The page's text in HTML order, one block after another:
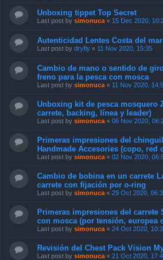
Unboxing tippet Top Secret
Last post by simonuca « 15 Dec 2020,
Autenticidad Lentes Costa del mar
Last post by dryfly « 11 Nov 2020, 15:35
Cambio de mano o sentido de
freno para la pesca con mosca
Last post by simonuca « 11 Nov 2020,
Unboxing kit de pesca mosquero
carrete, backing, línea y leader)
Last post by simonuca « 06 Nov 2020,
Primeras impresiones del
Handmade Accesories (copo, red
Last post by simonuca « 02 Nov 2020,
Cambio de bobina en un carrete
carrete con fijación por o-ring
Last post by simonuca « 29 Oct 2020,
Primeras impresiones del carrete
con mosca (por tensión, europea
Last post by simonuca « 24 Oct 2020,
Revisión del Chest Pack Vision
Last post by simonuca « 21 Oct 2020,